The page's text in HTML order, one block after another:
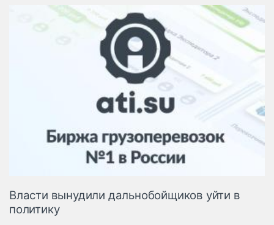
Власти вынудили дальнобойщиков уйти в
политику